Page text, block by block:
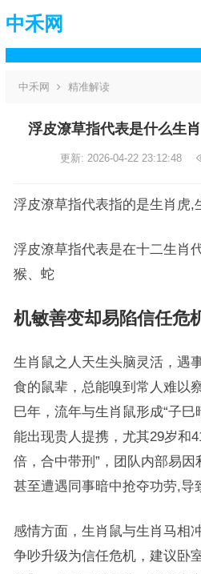
中禾网
中禾网 精准解读
浮皮潦草指代表是什么生
更新: 2026-04-22 23:12:48
浮皮潦草指代表指的是生肖虎,
浮皮潦草指代表是在十二生肖
猴、蛇
机敏善变却易陷信任危
生肖鼠之人天生头脑灵活，遇
食的鼠辈，总能嗅到常人难以
巳年，流年与生肖鼠形成“子巳
能出现贵人提携，尤其29岁和
倍，合中带刑”，团队内部易因
甚至遭遇同事暗中抢夺功劳,导
感情方面，生肖鼠与生肖马相
争吵升级为信任危机，建议卧